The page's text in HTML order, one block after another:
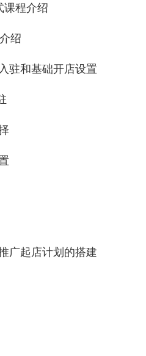
课程介绍
绍
驻和基础开店设置
广起店计划的搭建